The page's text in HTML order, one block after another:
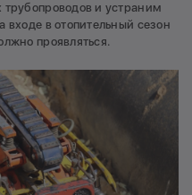
трубопроводов и устраним
в отопительный сезон
проявляться.